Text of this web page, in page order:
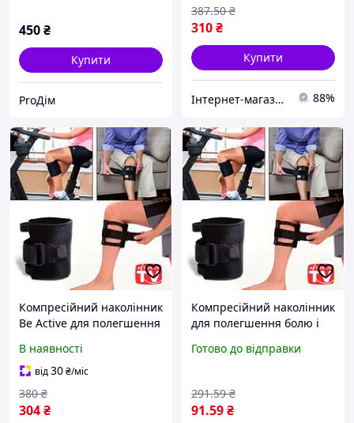
450₴
Купити
ProДім
310₴
387.50 ₴
Купити
Інтернет-магазин Min Price 88%
Компресійний наколінник
Be Active для полегшення
акупунктурним ефектом
В наявності
від30₴/міс
304₴
380 ₴
Компресійний наколінник
для полегшення болю і
суглоба акупунктурний Be
Готово до відправки
91.59₴
291.59 ₴